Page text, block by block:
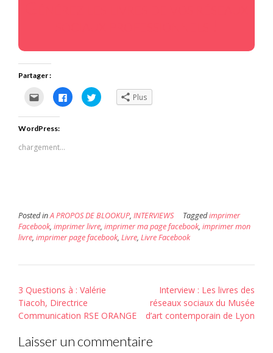
Partager :
Cliquez
pour
envoyer
par
e-
mail
un
ami(ouvre
Cliquez
pour
partager
Cliquez
pour Plus
WordPress:
chargement…
Posted inA PROPOS DE BLOOKUP, INTERVIEWS Taggedimprimer
Facebook, imprimer livre, imprimer ma page facebook, imprimer mon
livre, imprimer page facebook, Livre, Livre Facebook
Post
navigation
3 Questions à : Valérie
Tiacoh, Directrice
Communication RSE ORANGE
Interview : Les livres des
réseaux sociaux du Musée
d’art contemporain de Lyon
Laisser un commentaire